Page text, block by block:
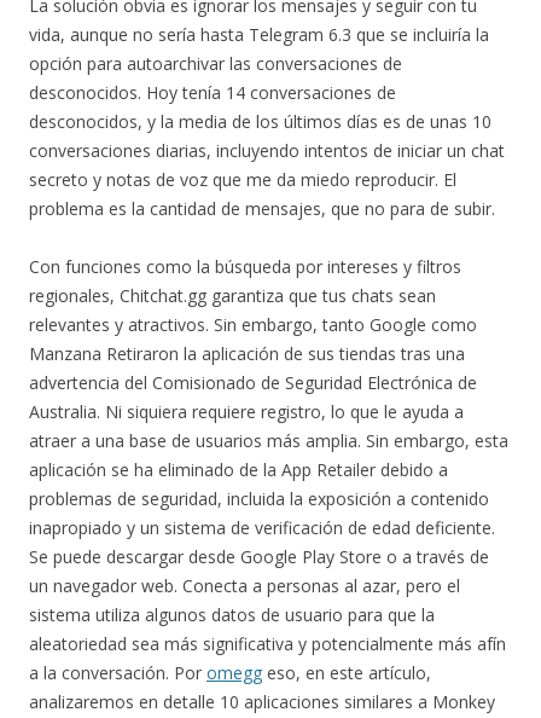
La solución obvia es ignorar los mensajes y seguir con tu
vida, aunque no sería hasta Telegram 6.3 que se incluiría la
opción para autoarchivar las conversaciones de
desconocidos. Hoy tenía 14 conversaciones de
desconocidos, y la media de los últimos días es de unas 10
conversaciones diarias, incluyendo intentos de iniciar un chat
secreto y notas de voz que me da miedo reproducir. El
problema es la cantidad de mensajes, que no para de subir.
Con funciones como la búsqueda por intereses y filtros
regionales, Chitchat.gg garantiza que tus chats sean
relevantes y atractivos. Sin embargo, tanto Google como
Manzana Retiraron la aplicación de sus tiendas tras una
advertencia del Comisionado de Seguridad Electrónica de
Australia. Ni siquiera requiere registro, lo que le ayuda a
atraer a una base de usuarios más amplia. Sin embargo, esta
aplicación se ha eliminado de la App Retailer debido a
problemas de seguridad, incluida la exposición a contenido
inapropiado y un sistema de verificación de edad deficiente.
Se puede descargar desde Google Play Store o a través de
un navegador web. Conecta a personas al azar, pero el
sistema utiliza algunos datos de usuario para que la
aleatoriedad sea más significativa y potencialmente más afín
a la conversación. Por omegg eso, en este artículo,
analizaremos en detalle 10 aplicaciones similares a Monkey